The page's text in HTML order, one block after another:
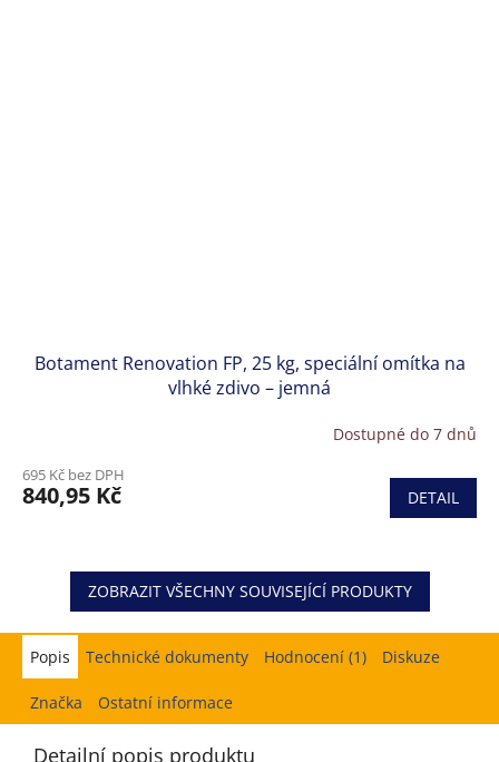
Botament Renovation FP, 25 kg, speciální omítka na
vlhké zdivo – jemná
Dostupné do 7 dnů
695 Kč bez DPH
840,95 Kč DETAIL
ZOBRAZIT VŠECHNY SOUVISEJÍCÍ PRODUKTY
Popis Hodnocení (1) Diskuze
Značka Ostatní informace
Detailní popis produktu